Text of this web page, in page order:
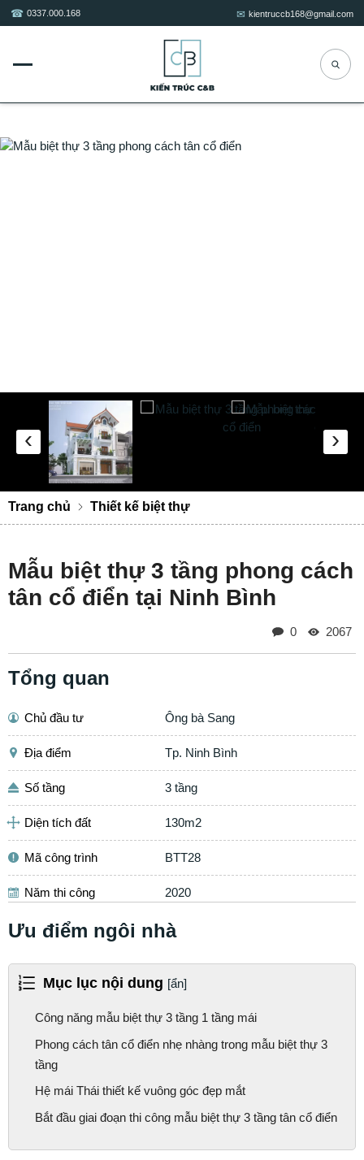
kientruccb168@gmail.com
0337.000.168
Mẫu biệt thự 3 tầng phong cách
tân cổ điển tại Ninh Bình
Tổng quan
Chủ đầu tư Ông bà Sang
Địa điểm Tp. Ninh Bình
Số tầng 3 tầng
Diện tích đất 130m2
Mã công trình BTT28
Ưu điểm ngôi nhà
Mục lục nội dung [ẩn]
Công năng mẫu biệt thự 3 tầng 1 tầng mái
Phong cách tân cổ điển nhẹ nhàng trong mẫu biệt thự 3